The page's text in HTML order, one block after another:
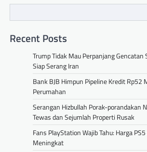
Recent Posts
Trump Tidak Mau Perpanjang Gencatan
Siap Serang Iran
Bank BJB Himpun Pipeline Kredit Rp52
Perumahan
Serangan Hizbullah Porak-porandakan
Tewas dan Sejumlah Properti Rusak
Fans PlayStation Wajib Tahu: Harga
Meningkat